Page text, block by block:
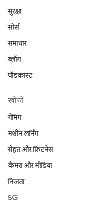
सुरक्षा
सोर्स
समाचार
ब्लॉग
पॉडकास्ट
खोजें
गेमिंग
मशीन लर्निंग
सेहत और फ़िटनेस
कैमरा और मीडिया
निजता
5G